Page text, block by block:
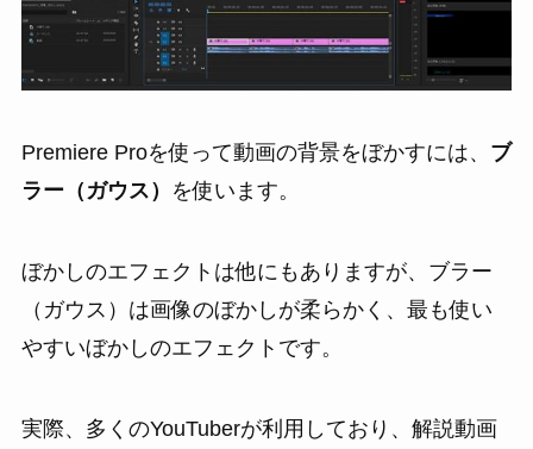
Premiere Proを使って動画の背景をぼかすには、 ブ
ラー（ガウス）
を使います。
ぼかしのエフェクトは他にもありますが、ブラー
（ガウス）は画像のぼかしが柔らかく、最も使い
やすいぼかしのエフェクトです。
実際、多くのYouTuberが利用しており、解説動画